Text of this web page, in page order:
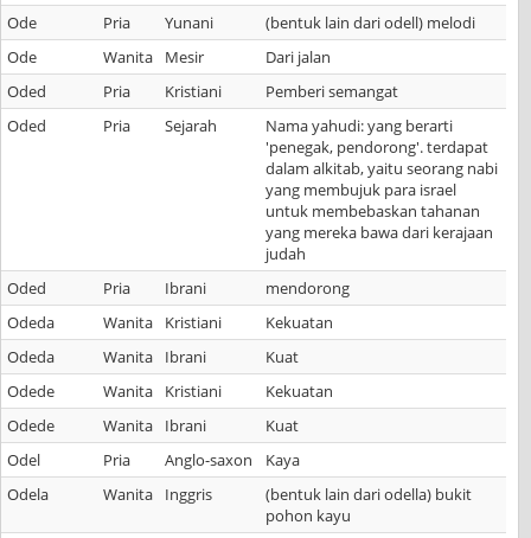
Ode
Pria Yunani
(bentuk lain dari odell) melodi
Ode
Wanita Mesir
Dari jalan
Oded
Pria Kristiani
Pemberi semangat
Oded
Pria Sejarah
Nama yahudi: yang berarti
'penegak, pendorong'. terdapat
dalam alkitab, yaitu seorang nabi
yang membujuk para israel
untuk membebaskan tahanan
yang mereka bawa dari kerajaan
judah
Oded
Pria Ibrani
mendorong
Odeda
Wanita Kristiani
Kekuatan
Odeda
Wanita Ibrani
Kuat
Odede
Wanita Kristiani
Kekuatan
Odede
Wanita Ibrani
Kuat
Odel
Pria Anglo-saxon
Kaya
Odela
Wanita Inggris
(bentuk lain dari odella) bukit
pohon kayu